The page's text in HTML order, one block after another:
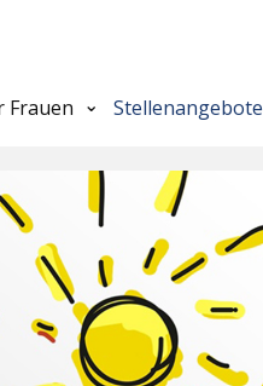
Frauen Stellenangebote